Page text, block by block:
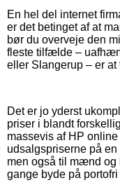
En hel del internet
er det betinget af at
bør du overveje den
fleste tilfælde –
eller Slangerup – er
Det er jo yderst
priser i blandt
massevis af HP
udsalgspriserne på
men også til mænd og
gange byde på